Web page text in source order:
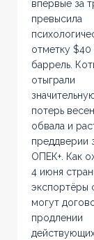
впервые за
превысила
отметку $40
баррель.
отыграли
потерь
обвала и
преддверии
ОПЕК+. Как
4 июня
экспортёры
могут
продлении